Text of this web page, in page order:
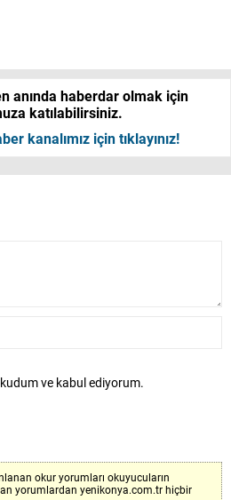
anında haberdar olmak için
katılabilirsiniz.
kanalımız için tıklayınız!
ve kabul ediyorum.
okur yorumları okuyucuların
yorumlardan yenikonya.com.tr hiçbir